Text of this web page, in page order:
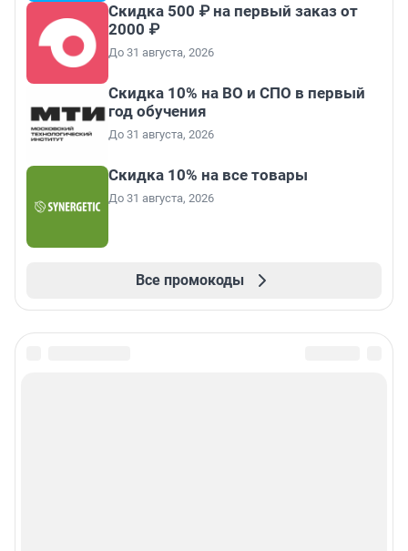
Скидка 500 ₽ на первый заказ от
2000 ₽
До 31 августа, 2026
Скидка 10% на ВО и СПО в первый
год обучения
До 31 августа, 2026
Скидка 10% на все товары
До 31 августа, 2026
Все промокоды